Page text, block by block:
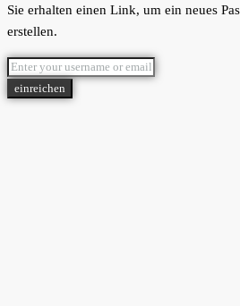
Sie erhalten einen Link, um ein neues
erstellen.
einreichen